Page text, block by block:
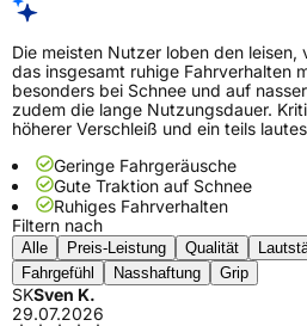
Die meisten Nutzer loben den leisen,
das insgesamt ruhige Fahrverhalten
besonders bei Schnee und auf
zudem die lange Nutzungsdauer.
höherer Verschleiß und ein teils
Geringe Fahrgeräusche
Gute Traktion auf Schnee
Ruhiges Fahrverhalten
Filtern nach
Alle Preis-Leistung Qualität
Fahrgefühl
Nasshaftung Grip
SKSven K.
29.07.2026